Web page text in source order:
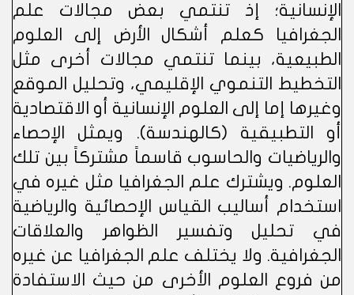
الإنسانية؛ إذ تنتمي بعض مجالات علم
الجغرافيا كعلم أشكال الأرض إلى العلوم
الطبيعية، بينما تنتمي مجالات أخرى مثل
التخطيط التنموي الإقليمي، وتحليل الموقع
وغيرها إما إلى العلوم الإنسانية أو الاقتصادية
أو التطبيقية (كالهندسة). ويمثل الإحصاء
والرياضيات والحاسوب قاسماً مشتركاً بين تلك
العلوم. ويشترك علم الجغرافيا مثل غيره في
استخدام أساليب القياس الإحصائية والرياضية
في تحليل وتفسير الظواهر والعلاقات
الجغرافية. ولا يختلف علم الجغرافيا عن غيره
من فروع العلوم الأخرى من حيث الاستفادة